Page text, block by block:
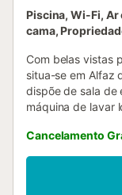
Piscina, Wi-Fi, Ar
cama,
Com belas vistas
situa-se em Alfaz
dispõe de sala de
máquina de lavar
pessoas. Inclui
lavar roupa e
taxa adicional e
adicional. No
Cancelamento